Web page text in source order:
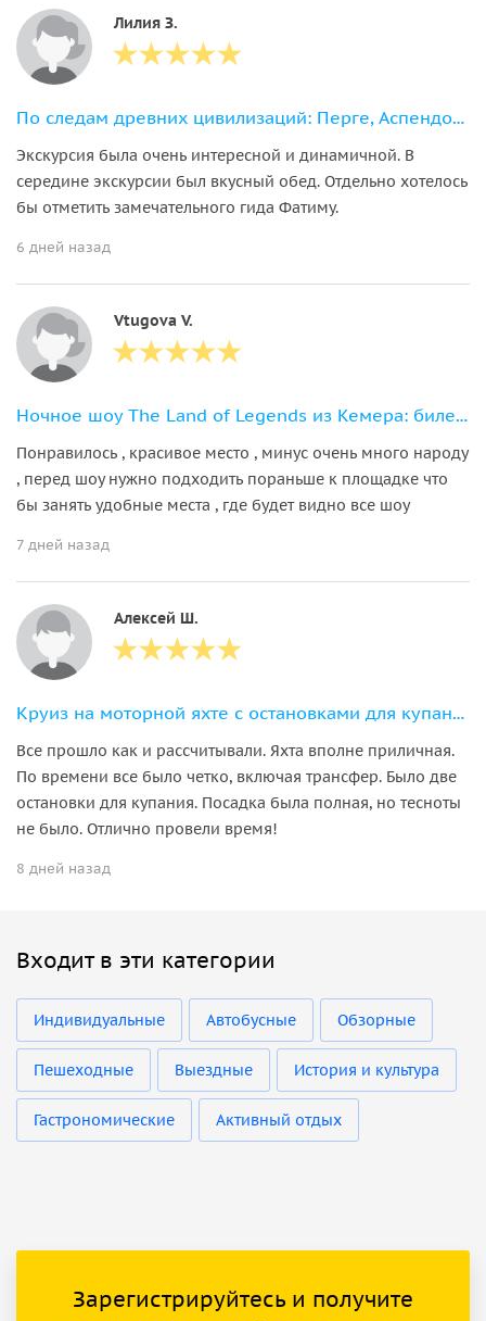
Лилия З.
По следам древних цивилизаций: Перге, Аспендос и Сиде из Антальи
Экскурсия была очень интересной и динамичной. В
середине экскурсии был вкусный обед. Отдельно хотелось
бы отметить замечательного гида Фатиму.
6 дней назад
Vtugova V.
Ночное шоу The Land of Legends из Кемера: билет и трансфер включены
Понравилось , красивое место , минус очень много народу
, перед шоу нужно подходить пораньше к площадке что
бы занять удобные места , где будет видно все шоу
7 дней назад
Алексей Ш.
Круиз на моторной яхте с остановками для купания
Все прошло как и рассчитывали. Яхта вполне приличная.
По времени все было четко, включая трансфер. Было две
остановки для купания. Посадка была полная, но тесноты
не было. Отлично провели время!
8 дней назад
Входит в эти категории
Индивидуальные Автобусные Обзорные
Пешеходные Выездные История и культура
Гастрономические Активный отдых
Зарегистрируйтесь и получите